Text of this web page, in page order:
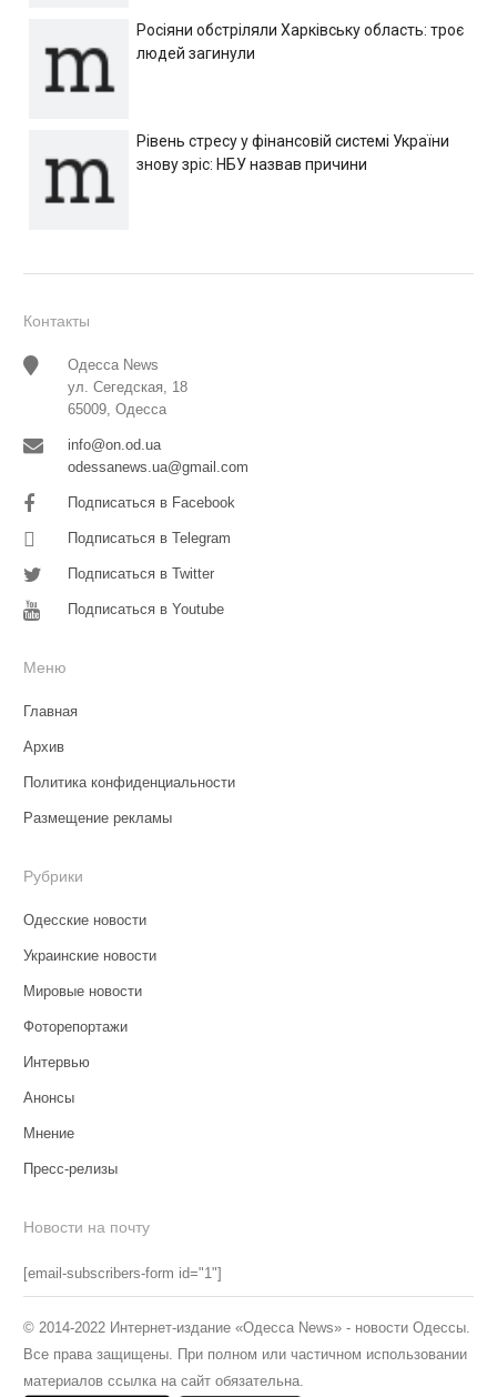
Росіяни обстріляли Харківську область: троє
людей загинули
Рівень стресу у фінансовій системі України
знову зріс: НБУ назвав причини
Контакты
Одесса News
ул. Сегедская, 18
65009, Одесса
info@on.od.ua
odessanews.ua@gmail.com
Подписаться в Facebook
Подписаться в Telegram
Подписаться в Twitter
Подписаться в Youtube
Меню
Главная
Архив
Политика конфиденциальности
Размещение рекламы
Рубрики
Одесские новости
Украинские новости
Мировые новости
Фоторепортажи
Интервью
Анонсы
Мнение
Пресс-релизы
Новости на почту
[email-subscribers-form id="1"]
© 2014-2022 Интернет-издание «Одесса News» - новости Одессы.
Все права защищены. При полном или частичном использовании
материалов ссылка на сайт обязательна.